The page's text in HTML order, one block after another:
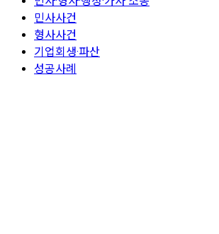
민사사건
형사사건
기업회생·파산
성공사례